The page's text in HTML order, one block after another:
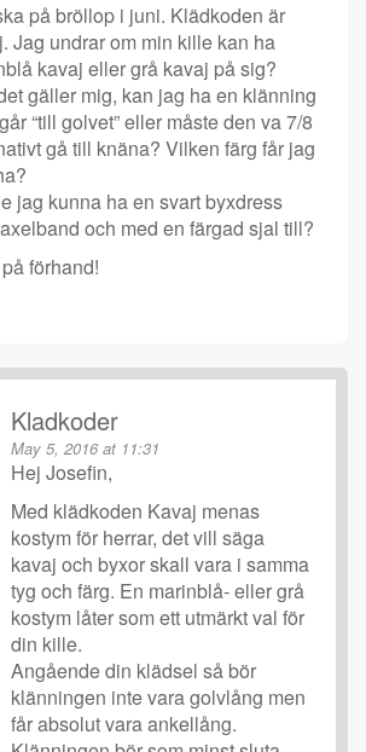
på bröllop i juni. Klädkoden är
Jag undrar om min kille kan ha
kavaj eller grå kavaj på sig?
gäller mig, kan jag ha en klänning
“till golvet” eller måste den va 7/8
gå till knäna? Vilken färg får jag
jag kunna ha en svart byxdress
och med en färgad sjal till?
förhand!
Kladkoder
May 5, 2016 at 11:31
Hej Josefin,
Med klädkoden Kavaj menas
kostym för herrar, det vill säga
kavaj och byxor skall vara i samma
tyg och färg. En marinblå- eller grå
kostym låter som ett utmärkt val för
din kille.
Angående din klädsel så bör
klänningen inte vara golvlång men
får absolut vara ankellång.